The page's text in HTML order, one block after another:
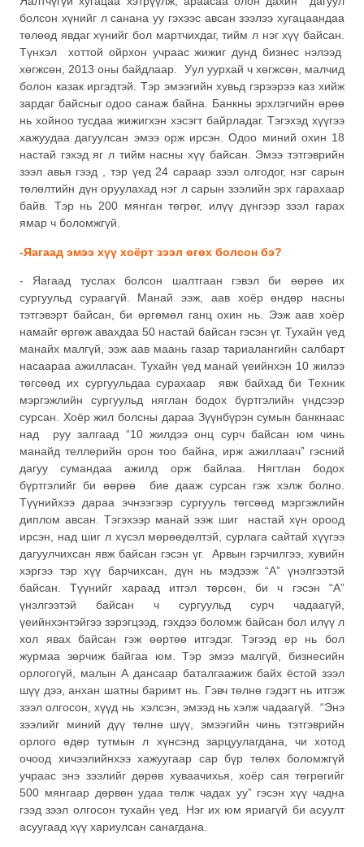
болсон хүнийг л санана уу гэхээс авсан зээлээ хугацаандаа
төлөөд явдаг хүнийг бол мартчихдаг, тийм л нэг хүү байсан.
Түнхэл хоттой ойрхон учраас жижиг дунд бизнес нэлээд
хөгжсөн, 2013 оны байдлаар. Уул уурхай ч хөгжсөн, малчид
болон казак иргэдтэй. Тэр эмээгийн хувьд гэрээрээ каз хийж
зардаг байсныг одоо санаж байна. Банкны эрхлэгчийн өрөө
нь хойноо тусдаа жижигхэн хэсэгт байрладаг. Тэгэхэд хүүгээ
хажуудаа дагуулсан эмээ орж ирсэн. Одоо миний охин 18
настай гэхэд яг л тийм насны хүү байсан. Эмээ тэтгэврийн
зээл авья гээд , тэр үед 24 сараар зээл олгодог, нэг сарын
төлөлтийн дүн оруулахад нэг л сарын зээлийн эрх гарахаар
байв. Тэр нь 200 мянган төгрөг, илүү дүнгээр зээл гарах
ямар ч боломжгүй.
-Яагаад эмээ хүү хоёрт зээл өгөх болсон бэ?
- Яагаад туслах болсон шалтгаан гэвэл би өөрөө их
сургуульд сураагүй. Манай ээж, аав хоёр өндөр насны
тэтгэвэрт байсан, би өргөмөл ганц охин нь. Ээж аав хоёр
намайг өргөж авахдаа 50 настай байсан гэсэн үг. Тухайн үед
манайх малгүй, ээж аав маань газар тариалангийн салбарт
насаараа ажилласан. Тухайн үед манай үеийнхэн 10 жилээ
төгсөөд их сургуульдаа сурахаар явж байхад би Техник
мэргэжлийн сургуульд няглан бодох бүртгэлийн үндсээр
сурсан. Хоёр жил болсны дараа Зүүнбүрэн сумын банкнаас
над руу залгаад “10 жилдээ онц сурч байсан юм чинь
манайд теллерийн орон тоо байна, ирж ажиллаач” гэсний
дагуу сумандаа ажилд орж байлаа. Нягтлан бодох
бүртгэлийг би өөрөө бие дааж сурсан гэж хэлж болно.
Түүнийхээ дараа эчнээгээр сургууль төгсөөд мэргэжлийн
диплом авсан. Тэгэхээр манай ээж шиг настай хүн ороод
ирсэн, над шиг л хүсэл мөрөөдөлтэй, сурлага сайтай хүүгээ
дагуулчихсан явж байсан гэсэн үг. Арвын гэрчилгээ, хувийн
хэргээ тэр хүү барчихсан, дүн нь мэдээж “А” үнэлгээтэй
байсан. Түүнийг хараад итгэл төрсөн, би ч гэсэн “А”
үнэлгээтэй байсан ч сургуульд сурч чадаагүй,
үеийнхэнтэйгээ зэрэгцээд, гэхдээ боломж байсан бол илүү л
хол явах байсан гэж өөртөө итгэдэг. Тэгээд ер нь бол
журмаа зөрчиж байгаа юм. Тэр эмээ малгүй, бизнесийн
орлогогүй, малын А дансаар баталгаажиж байх ёстой зээл
шүү дээ, анхан шатны баримт нь. Гэвч төлнө гэдэгт нь итгэж
зээл олгосон, хүүд нь хэлсэн, эмээд нь хэлж чадаагүй. “Энэ
зээлийг миний дүү төлнө шүү, эмээгийн чинь тэтгэврийн
орлого өдөр тутмын л хүнсэнд зарцуулагдана, чи хотод
очоод хичээлийнхээ хажуугаар сар бүр төлөх боломжгүй
учраас энэ зээлийг дөрөв хуваачихья, хоёр сая төгрөгийг
500 мянгаар дөрвөн удаа төлж чадах уу” гэсэн хүү чадна
гээд зээл олгосон тухайн үед. Нэг их юм яриагүй би асуулт
асуугаад хүү хариулсан санагдана.